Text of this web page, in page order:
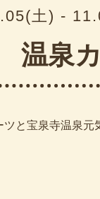
土) -
温泉
と宝泉寺温泉元